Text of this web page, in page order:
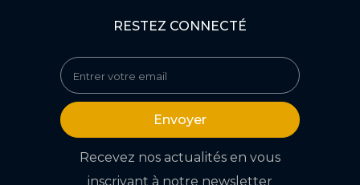
RESTEZ CONNECTÉ
Envoyer
Recevez nos actualités en vous
inscrivant à notre newsletter